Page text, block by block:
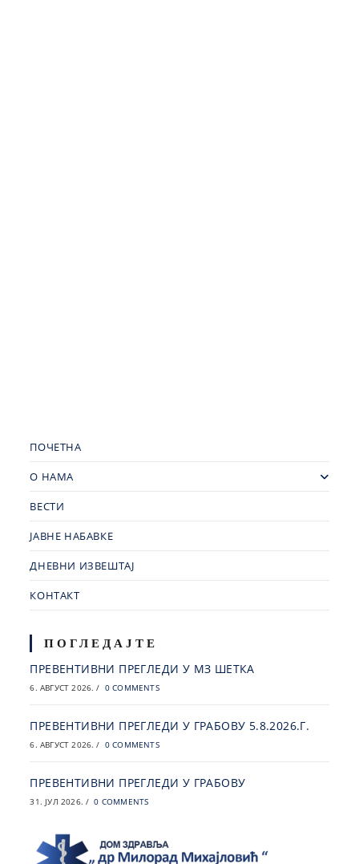
ПОЧЕТНА
О НАМА
ВЕСТИ
ЈАВНЕ НАБАВКЕ
ДНЕВНИ ИЗВЕШТАЈ
КОНТАКТ
ПОГЛЕДАЈТЕ
ПРЕВЕНТИВНИ ПРЕГЛЕДИ У МЗ ШЕТКА
6. АВГУСТ 2026. / 0 COMMENTS
ПРЕВЕНТИВНИ ПРЕГЛЕДИ У ГРАБОВУ 5.8.2026.Г.
6. АВГУСТ 2026. / 0 COMMENTS
ПРЕВЕНТИВНИ ПРЕГЛЕДИ У ГРАБОВУ
31. ЈУЛ 2026. / 0 COMMENTS